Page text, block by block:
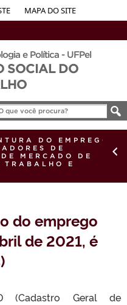
MAPA DO SITE
e Política - UFPel
SOCIAL DO
DO EMPREGO;
DE
MERCADO DE
TRABALHO E
do emprego
de 2021, é
(Cadastro Geral de